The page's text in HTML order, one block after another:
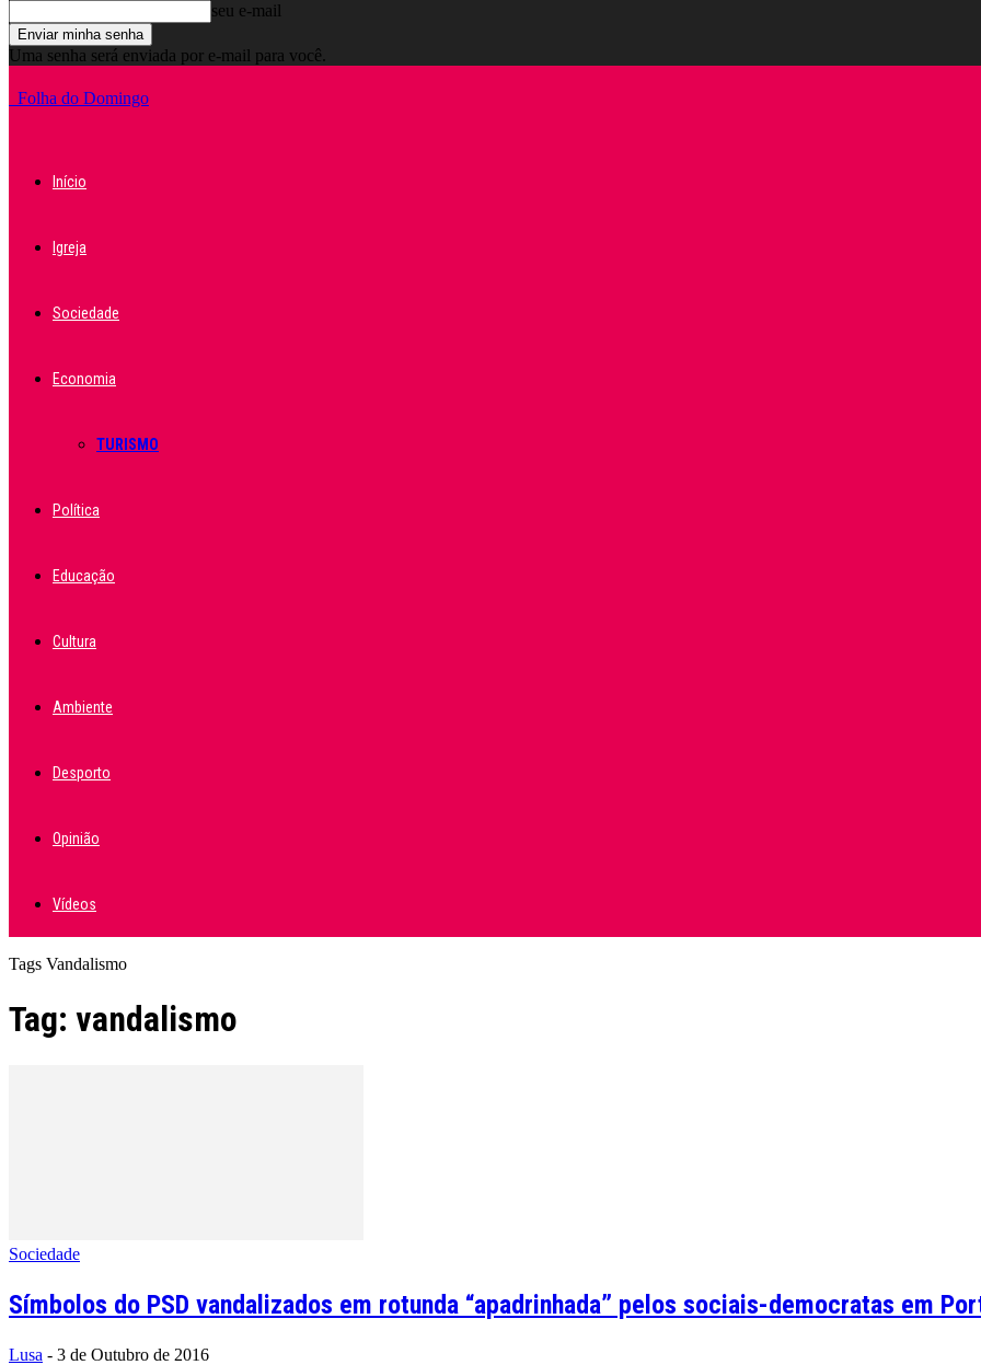
seu e-mail
Uma senha será enviada por e-mail para você.
Folha do Domingo
Início
Igreja
Sociedade
Economia
TURISMO
Política
Educação
Cultura
Ambiente
Desporto
Opinião
Vídeos
Tags Vandalismo
Tag: vandalismo
Sociedade
Símbolos do PSD vandalizados em rotunda “apadrinhada” pelos sociais-democratas em
Lusa - 3 de Outubro de 2016